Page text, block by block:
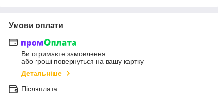
Умови оплати
Ви отримаєте замовлення
або гроші повернуться на вашу картку
Детальніше
Післяплата